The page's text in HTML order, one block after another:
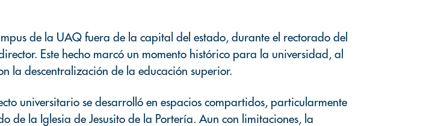
de la UAQ fuera de la capital del estado, durante el rectorado del
Este hecho marcó un momento histórico para la universidad, al
la descentralización de la educación superior.
universitario se desarrolló en espacios compartidos, particularmente
de la Iglesia de Jesusito de la Portería. Aun con limitaciones, la